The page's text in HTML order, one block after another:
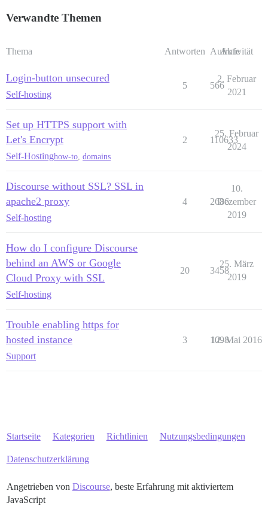
Verwandte Themen
Thema Antworten Aufrufe
Aktivität
Login-button unsecured
Self-hosting
5 566
2. Februar
2021
Set up HTTPS support with
Let's Encrypt
Self-Hostinghow-to domains
2 110633
25. Februar
2024
Discourse without SSL? SSL in
apache2 proxy
Self-hosting
4 2686
10.
Dezember
2019
How do I configure Discourse
behind an AWS or Google
Cloud Proxy with SSL
Self-hosting
20 3458
25. März
2019
Trouble enabling https for
hosted instance
Support
3 1098
12. Mai 2016
Startseite Kategorien Richtlinien Nutzungsbedingungen
Datenschutzerklärung
Angetrieben von Discourse, beste Erfahrung mit aktiviertem
JavaScript